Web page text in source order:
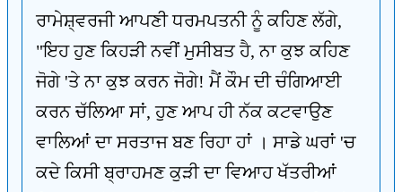
ਰਾਮੇਸ਼੍ਵਰਜੀ ਆਪਣੀ ਧਰਮਪਤਨੀ ਨੂੰ ਕਹਿਣ ਲੱਗੇ,
"ਇਹ ਹੁਣ ਕਿਹੜੀ ਨਵੀਂ ਮੁਸੀਬਤ ਹੈ, ਨਾ ਕੁਝ ਕਹਿਣ
ਜੋਗੇ 'ਤੇ ਨਾ ਕੁਝ ਕਰਨ ਜੋਗੇ! ਮੈਂ ਕੌਮ ਦੀ ਚੰਗਿਆਈ
ਕਰਨ ਚੱਲਿਆ ਸਾਂ, ਹੁਣ ਆਪ ਹੀ ਨੱਕ ਕਟਵਾਉਣ
ਵਾਲਿਆਂ ਦਾ ਸਰਤਾਜ ਬਣ ਰਿਹਾ ਹਾਂ । ਸਾਡੇ ਘਰਾਂ 'ਚ
ਕਦੇ ਕਿਸੀ ਬ੍ਰਾਹਮਣ ਕੁੜੀ ਦਾ ਵਿਆਹ ਖੱਤਰੀਆਂ